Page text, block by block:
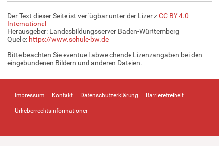
Der Text dieser Seite ist verfügbar unter der LizenzCC BY 4.0
International
Herausgeber: Landesbildungsserver Baden-Württemberg
Quelle: https://www.schule-bw.de
Bitte beachten Sie eventuell abweichende Lizenzangaben bei den
eingebundenen Bildern und anderen Dateien.
Impressum Kontakt Datenschutzerklärung Barrierefreiheit
Urheberrechtsinformationen